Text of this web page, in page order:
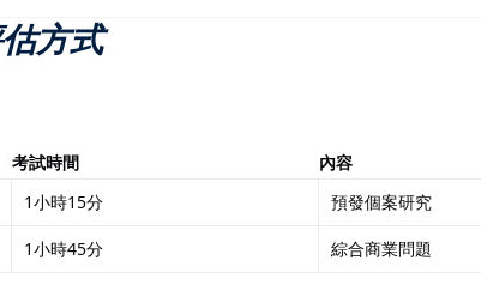
方式
考試時間 內容
1小時15分 預發個案研究
1小時45分 綜合商業問題